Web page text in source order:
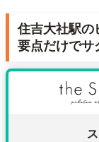
住吉大社駅の
要点だけでサ